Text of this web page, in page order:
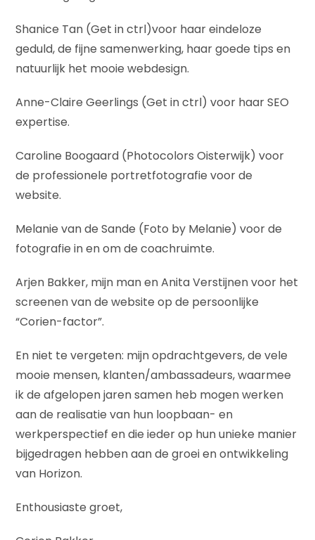
Shanice Tan (Get in ctrl)voor haar eindeloze
geduld, de fijne samenwerking, haar goede tips en
natuurlijk het mooie webdesign.
Anne-Claire Geerlings (Get in ctrl) voor haar SEO
expertise.
Caroline Boogaard (Photocolors Oisterwijk) voor
de professionele portretfotografie voor de
website.
Melanie van de Sande (Foto by Melanie) voor de
fotografie in en om de coachruimte.
Arjen Bakker, mijn man en Anita Verstijnen voor het
screenen van de website op de persoonlijke
“Corien-factor”.
En niet te vergeten: mijn opdrachtgevers, de vele
mooie mensen, klanten/ambassadeurs, waarmee
ik de afgelopen jaren samen heb mogen werken
aan de realisatie van hun loopbaan- en
werkperspectief en die ieder op hun unieke manier
bijgedragen hebben aan de groei en ontwikkeling
van Horizon.
Enthousiaste groet,